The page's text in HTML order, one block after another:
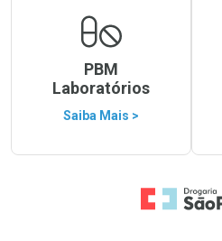
PBM
Laboratórios
Saiba Mais >
Ir para a